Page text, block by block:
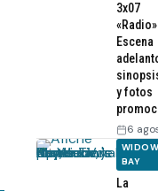
3x07
Escena
y fotos
6
BAY
La